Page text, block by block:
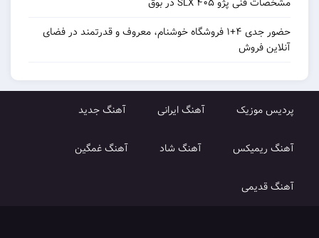
حضور جدی ۴+۱ فروشگاه خوشنام، معروف و قدرتمند در فضای
آنلاین فروش
پردیس موزیک آهنگ ایرانی آهنگ جدید
آهنگ ریمیکس آهنگ شاد آهنگ غمگین
آهنگ قدیمی